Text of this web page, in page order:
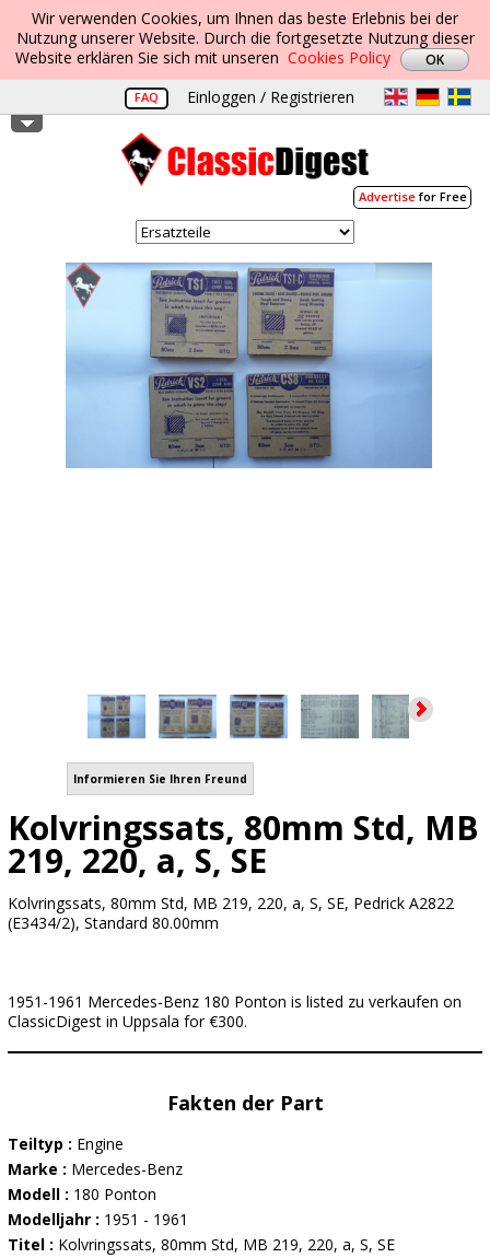
Wir verwenden Cookies, um Ihnen das beste Erlebnis bei der
Nutzung unserer Website. Durch die fortgesetzte Nutzung dieser
Website erklären Sie sich mit unseren Cookies Policy
FAQ Einloggen / Registrieren
Advertisefor Free
Informieren Sie Ihren Freund
Kolvringssats, 80mm Std, MB
219, 220, a, S, SE
Kolvringssats, 80mm Std, MB 219, 220, a, S, SE, Pedrick A2822
(E3434/2), Standard 80.00mm
1951-1961 Mercedes-Benz 180 Ponton is listed zu verkaufen on
ClassicDigest in Uppsala for €300.
Fakten der Part
Teiltyp : Engine
Marke : Mercedes-Benz
Modell : 180 Ponton
Modelljahr : 1951 - 1961
Titel : Kolvringssats, 80mm Std, MB 219, 220, a, S, SE